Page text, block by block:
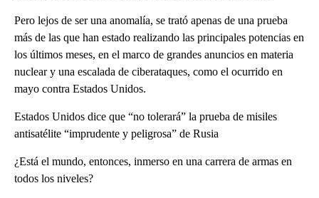
Pero lejos de ser una anomalía, se trató apenas de una prueba
más de las que han estado realizando las principales potencias en
los últimos meses, en el marco de grandes anuncios en materia
nuclear y una escalada de ciberataques, como el ocurrido en
mayo contra Estados Unidos.
Estados Unidos dice que “no tolerará” la prueba de misiles
antisatélite “imprudente y peligrosa” de Rusia
¿Está el mundo, entonces, inmerso en una carrera de armas en
todos los niveles?